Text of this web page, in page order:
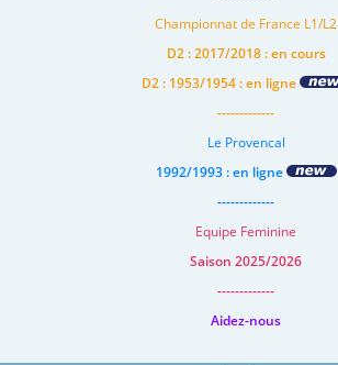
Championnat de France L1/L2
D2 : 2017/2018 : en cours
D2 : 1953/1954 : en ligne
-------------
Le Provencal
1992/1993 : en ligne
-------------
Equipe Feminine
Saison 2025/2026
-------------
Aidez-nous